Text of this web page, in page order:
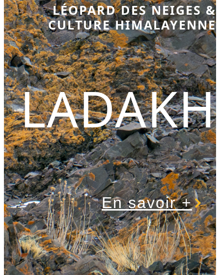
LÉOPARD DES NEIGES &
CULTURE HIMALAYENNE
LADAKH
En savoir +